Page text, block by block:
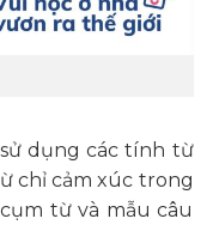
dụng các tính từ
chỉ cảm xúc trong
từ và mẫu câu